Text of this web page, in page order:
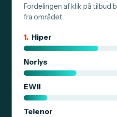
Fordelingen af klik på tilbud
fra området.
1. Hiper
Norlys
EWII
Telenor